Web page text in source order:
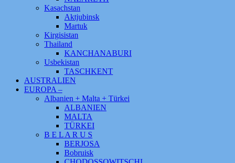
Kasachstan
Aktjubinsk
Martuk
Kirgisistan
Thailand
KANCHANABURI
Usbekistan
TASCHKENT
AUSTRALIEN
EUROPA –
Albanien + Malta + Türkei
ALBANIEN
MALTA
TÜRKEI
B E L A R U S
BERJOSA
Bobruisk